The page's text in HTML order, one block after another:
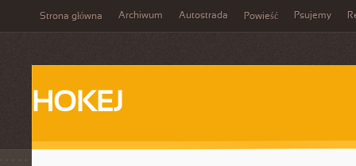
Strona główna Archiwum Autostrada Powieść Psujemy
HOKEJ